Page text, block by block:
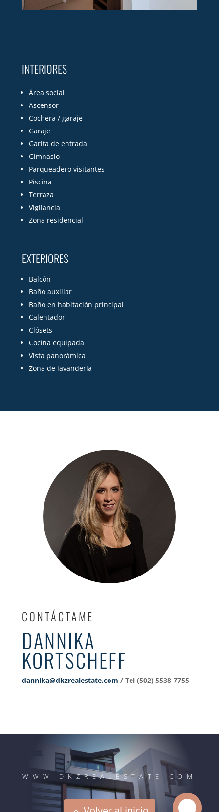
INTERIORES
Área social
Ascensor
Cochera / garaje
Garaje
Garita de entrada
Gimnasio
Parqueadero visitantes
Piscina
Terraza
Vigilancia
Zona residencial
EXTERIORES
Balcón
Baño auxiliar
Baño en habitación principal
Calentador
Clósets
Cocina equipada
Vista panorámica
Zona de lavandería
CONTÁCTAME
DANNIKA
KORTSCHEFF
dannika@dkzrealestate.com / Tel (502) 5538-7755‬
WWW.DKZREALESTATE.COM